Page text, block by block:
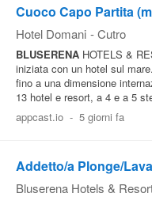
Cuoco Capo Partita
Hotel Domani - Cutro
BLUSERENA HOTELS &
iniziata con un hotel sul
fino a una dimensione
13 hotel e resort, a 4 e a 5
appcast.io - 5 giorni fa
Addetto/a Plonge/
Bluserena Hotels &